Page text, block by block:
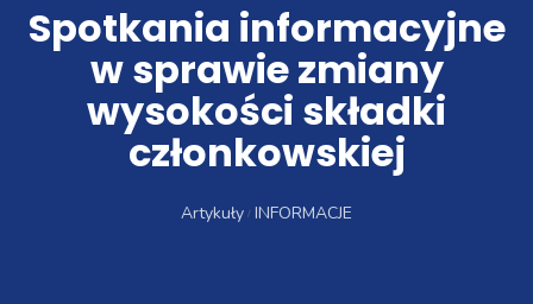
Spotkania informacyjne
w sprawie zmiany
wysokości składki
członkowskiej
Artykuły INFORMACJE